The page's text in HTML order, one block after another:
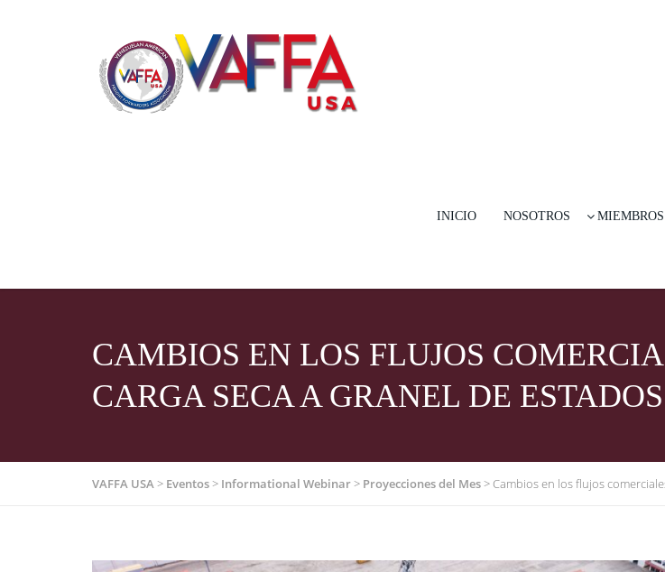
INICIO NOSOTROS MIEMBROS
CAMBIOS EN LOS FLUJOS
CARGA SECA A GRANEL DE
VAFFA USA> Eventos> Informational Webinar> Proyecciones del Mes> Cambios en los flujos